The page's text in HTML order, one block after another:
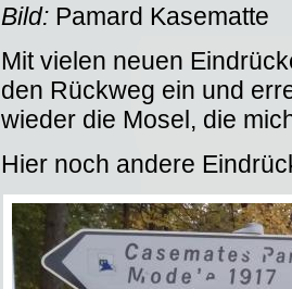
Bild: Pamard Kasematte
Mit vielen neuen
den Rückweg ein und
wieder die Mosel, die
Hier noch andere